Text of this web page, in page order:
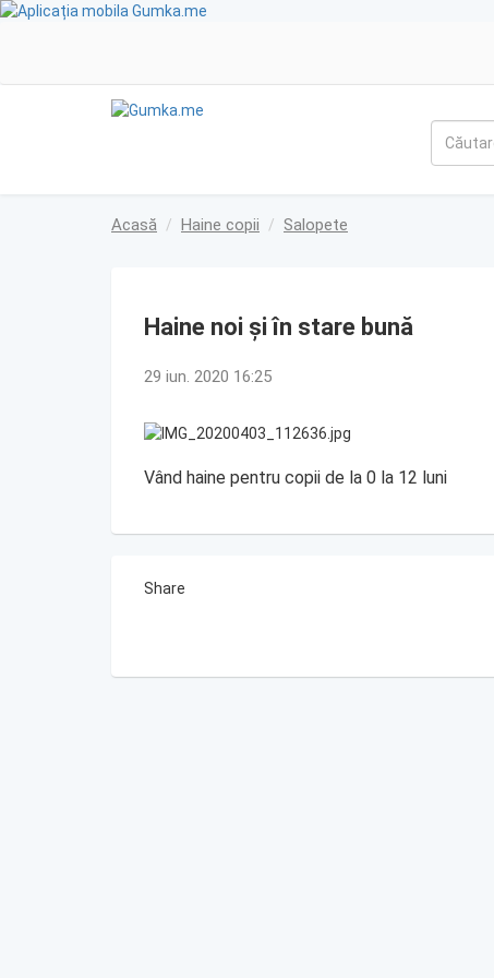
Acasă Haine copii Salopete
Haine noi și în stare bună
29 iun. 2020 16:25
Vând haine pentru copii de la 0 la 12 luni
Share